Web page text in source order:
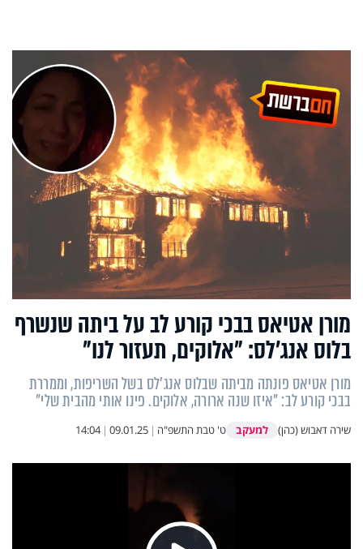
מורן אטיאס בבכי קורע לב על ביתה שנשרף
בלוס אנג'לס: "אלוקים, תעזור לנו"
מורן אטיאס פונתה מביתה שבלוס אנג'לס בשל השריפות, וממררת
בבכי קורע לב: "איזו שנה ארורה, אלוקים. פינו אותי מהבית שלי"
שירה דאבוש (כהן) למעקב ט' טבת התשפ"ה |
09.01.25
|
14:04